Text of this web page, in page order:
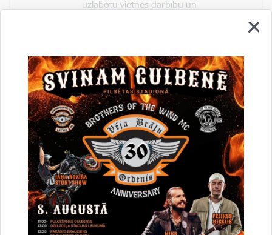
uzlabotu vietnes darbību un
statistisko datu iegūšanai par to, kā
apmeklētājs izmanto vietni.
2 gadi
_gat
Statistikas sīkdatnes (nepieciešamas, lai
uzlabotu vietnes darbību un
pakalpojumus)
Izmanto Google Analytics, lai samazinātu